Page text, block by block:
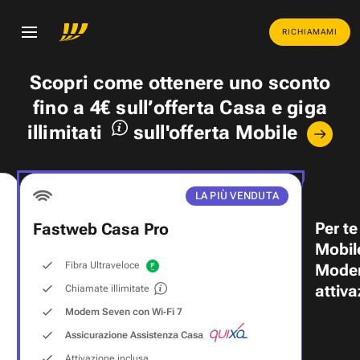
RICHIAMAMI
Scopri come ottenere uno sconto
fino a 4€ sull’offerta Casa egiga
illimitati
sull'offerta Mobile
LA PIÙ VENDUTA
Fastweb Casa Pro
Fibra Ultraveloce
Chiamate illimitate
Modem Seven con Wi‑Fi 7
Assicurazione Assistenza Casa
Per